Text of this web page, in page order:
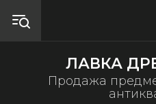
ЛАВКА
Продажа